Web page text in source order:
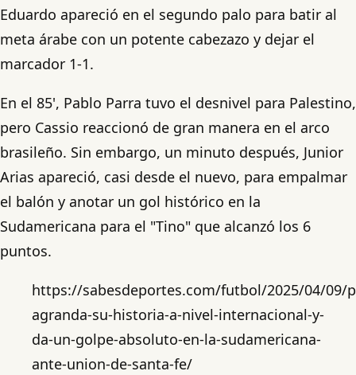
Eduardo apareció en el segundo palo para batir al
meta árabe con un potente cabezazo y dejar el
marcador 1-1.
En el 85', Pablo Parra tuvo el desnivel para Palestino,
pero Cassio reaccionó de gran manera en el arco
brasileño. Sin embargo, un minuto después, Junior
Arias apareció, casi desde el nuevo, para empalmar
el balón y anotar un gol histórico en la
Sudamericana para el "Tino" que alcanzó los 6
puntos.
https://sabesdeportes.com/futbol/2025/04/09/
agranda-su-historia-a-nivel-internacional-y-
da-un-golpe-absoluto-en-la-sudamericana-
ante-union-de-santa-fe/